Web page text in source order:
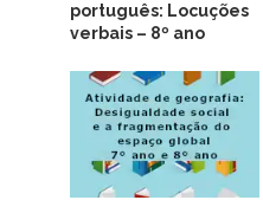
português: Locuções
verbais – 8º ano